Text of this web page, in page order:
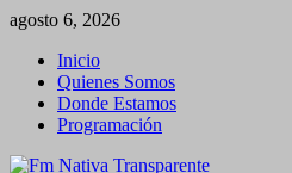
Saltar
contenido
agosto 6, 2026
Inicio
Quienes Somos
Donde Estamos
Programación